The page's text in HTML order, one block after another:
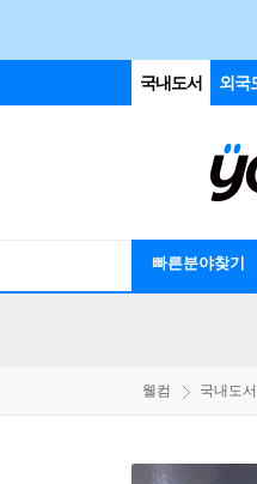
국내도서 외국
빠른분야찾기
웰컴 국내도서